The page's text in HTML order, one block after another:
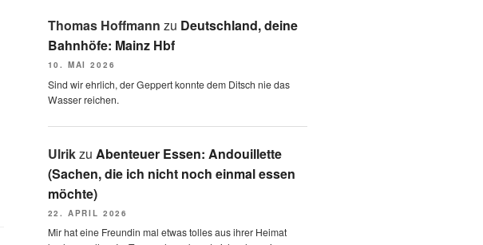
Thomas Hoffmann zu Deutschland, deine
Bahnhöfe: Mainz Hbf
10. MAI 2026
Sind wir ehrlich, der Geppert konnte dem Ditsch nie das
Wasser reichen.
Ulrikzu Abenteuer Essen: Andouillette
(Sachen, die ich nicht noch einmal essen
möchte)
22. APRIL 2026
Mir hat eine Freundin mal etwas tolles aus ihrer Heimat